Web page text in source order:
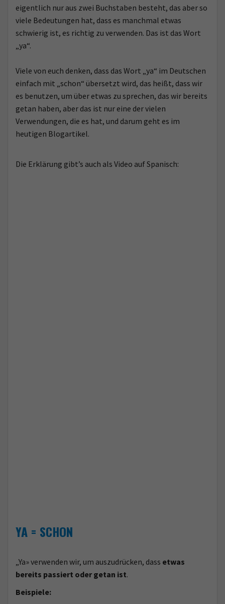
eigentlich nur aus zwei Buchstaben besteht, das aber so
viele Bedeutungen hat, dass es manchmal etwas
schwierig ist, es richtig zu verwenden. Das ist das Wort
„ya“.
Viele von euch denken, dass das Wort „ya“ im Deutschen
einfach mit „schon“ übersetzt wird, das heißt, dass wir
es benutzen, um über etwas zu sprechen, das wir bereits
getan haben, aber das ist nur eine der vielen
Verwendungen, die es hat, und darum geht es im
heutigen Blogartikel.
Die Erklärung gibt’s auch als Video auf Spanisch:
YA = SCHON
„Ya» verwenden wir, um auszudrücken, dass etwas
bereits passiert oder getan ist.
Beispiele:
o